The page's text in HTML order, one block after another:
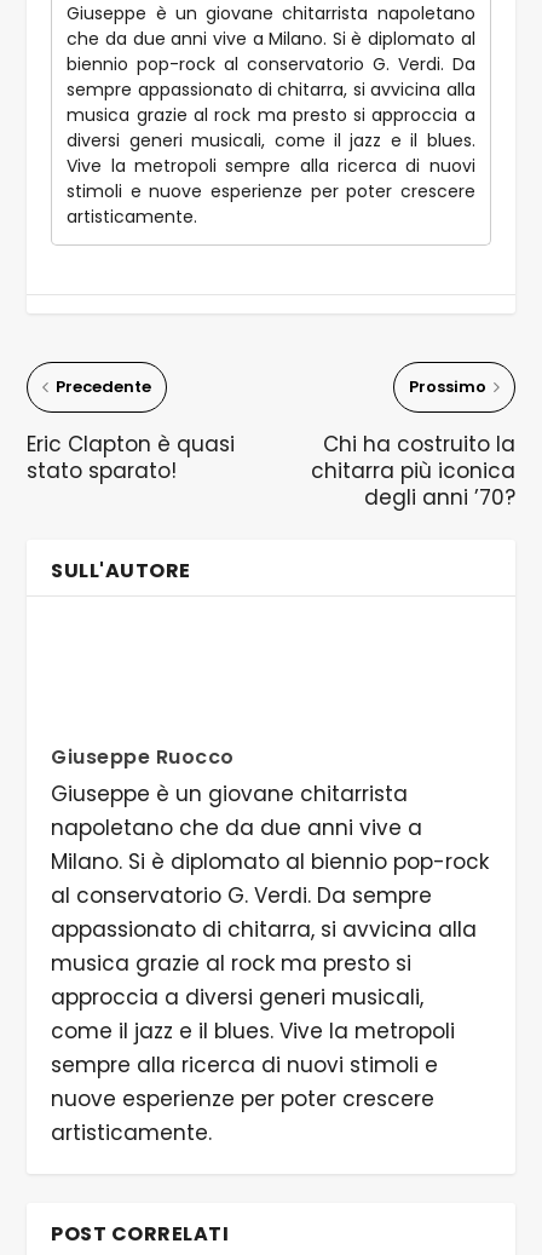
Giuseppe è un giovane chitarrista napoletano
che da due anni vive a Milano. Si è diplomato al
biennio pop-rock al conservatorio G. Verdi. Da
sempre appassionato di chitarra, si avvicina alla
musica grazie al rock ma presto si approccia a
diversi generi musicali, come il jazz e il blues.
Vive la metropoli sempre alla ricerca di nuovi
stimoli e nuove esperienze per poter crescere
artisticamente.
Precedente
Eric Clapton è quasi
stato sparato!
Prossimo
Chi ha costruito la
chitarra più iconica
degli anni ’70?
SULL'AUTORE
Giuseppe Ruocco
Giuseppe è un giovane chitarrista
napoletano che da due anni vive a
Milano. Si è diplomato al biennio pop-rock
al conservatorio G. Verdi. Da sempre
appassionato di chitarra, si avvicina alla
musica grazie al rock ma presto si
approccia a diversi generi musicali,
come il jazz e il blues. Vive la metropoli
sempre alla ricerca di nuovi stimoli e
nuove esperienze per poter crescere
artisticamente.
POST CORRELATI